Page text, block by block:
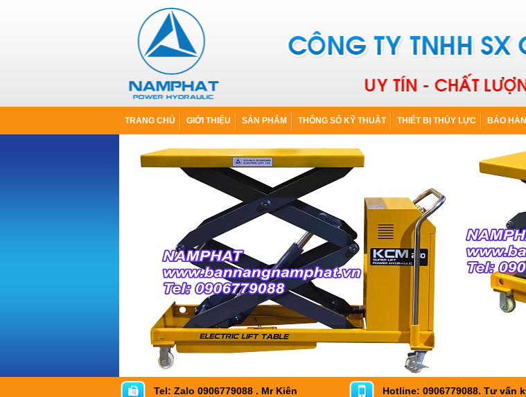
TRANG CHỦ GIỚI THIỆU SẢN PHẨM THÔNG SỐ KỸ THUẬT THIẾT BỊ THỦY LỰC BẢO
Tel: Zalo 0906779088 . Mr Kiên Hotline: 0906779088. Tư vấn